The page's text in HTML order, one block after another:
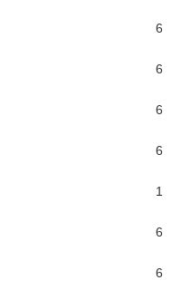
6
6
6
6
1
6
6